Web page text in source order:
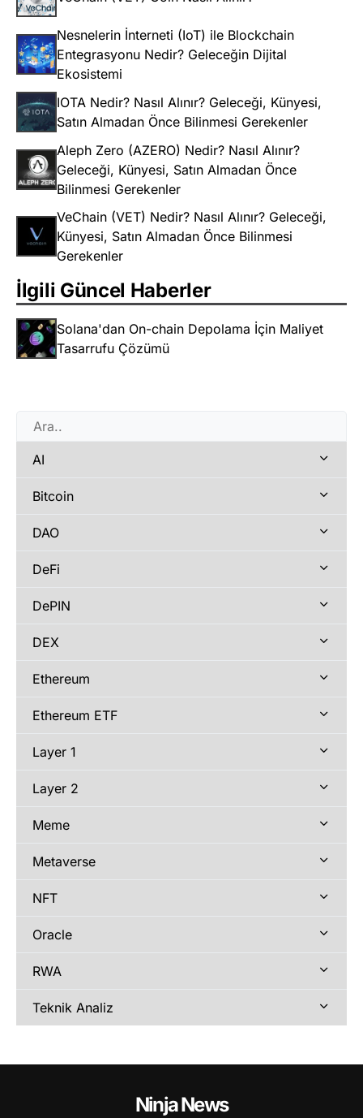
Nesnelerin İnterneti (IoT) ile Blockchain
Entegrasyonu Nedir? Geleceğin Dijital
Ekosistemi
IOTA Nedir? Nasıl Alınır? Geleceği, Künyesi,
Satın Almadan Önce Bilinmesi Gerekenler
Aleph Zero (AZERO) Nedir? Nasıl Alınır?
Geleceği, Künyesi, Satın Almadan Önce
Bilinmesi Gerekenler
VeChain (VET) Nedir? Nasıl Alınır? Geleceği,
Künyesi, Satın Almadan Önce Bilinmesi
Gerekenler
İlgili Güncel Haberler
Solana'dan On-chain Depolama İçin Maliyet
Tasarrufu Çözümü
AI
Bitcoin
DAO
DeFi
DePIN
DEX
Ethereum
Ethereum ETF
Layer 1
Layer 2
Meme
Metaverse
NFT
Oracle
RWA
Teknik Analiz
Ninja News